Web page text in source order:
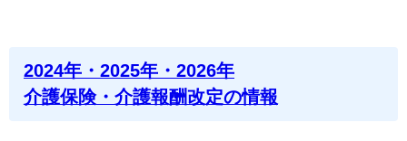
2024年・2025年・2026年
介護保険・介護報酬改定の情報